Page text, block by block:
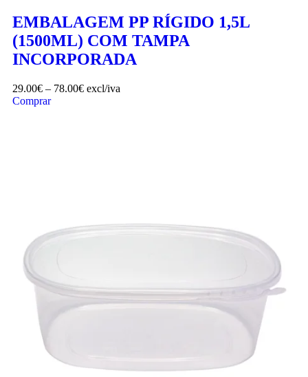
EMBALAGEM PP RÍGIDO 1,5L
(1500ML) COM TAMPA
INCORPORADA
29.00€ – 78.00€ excl/iva
Comprar